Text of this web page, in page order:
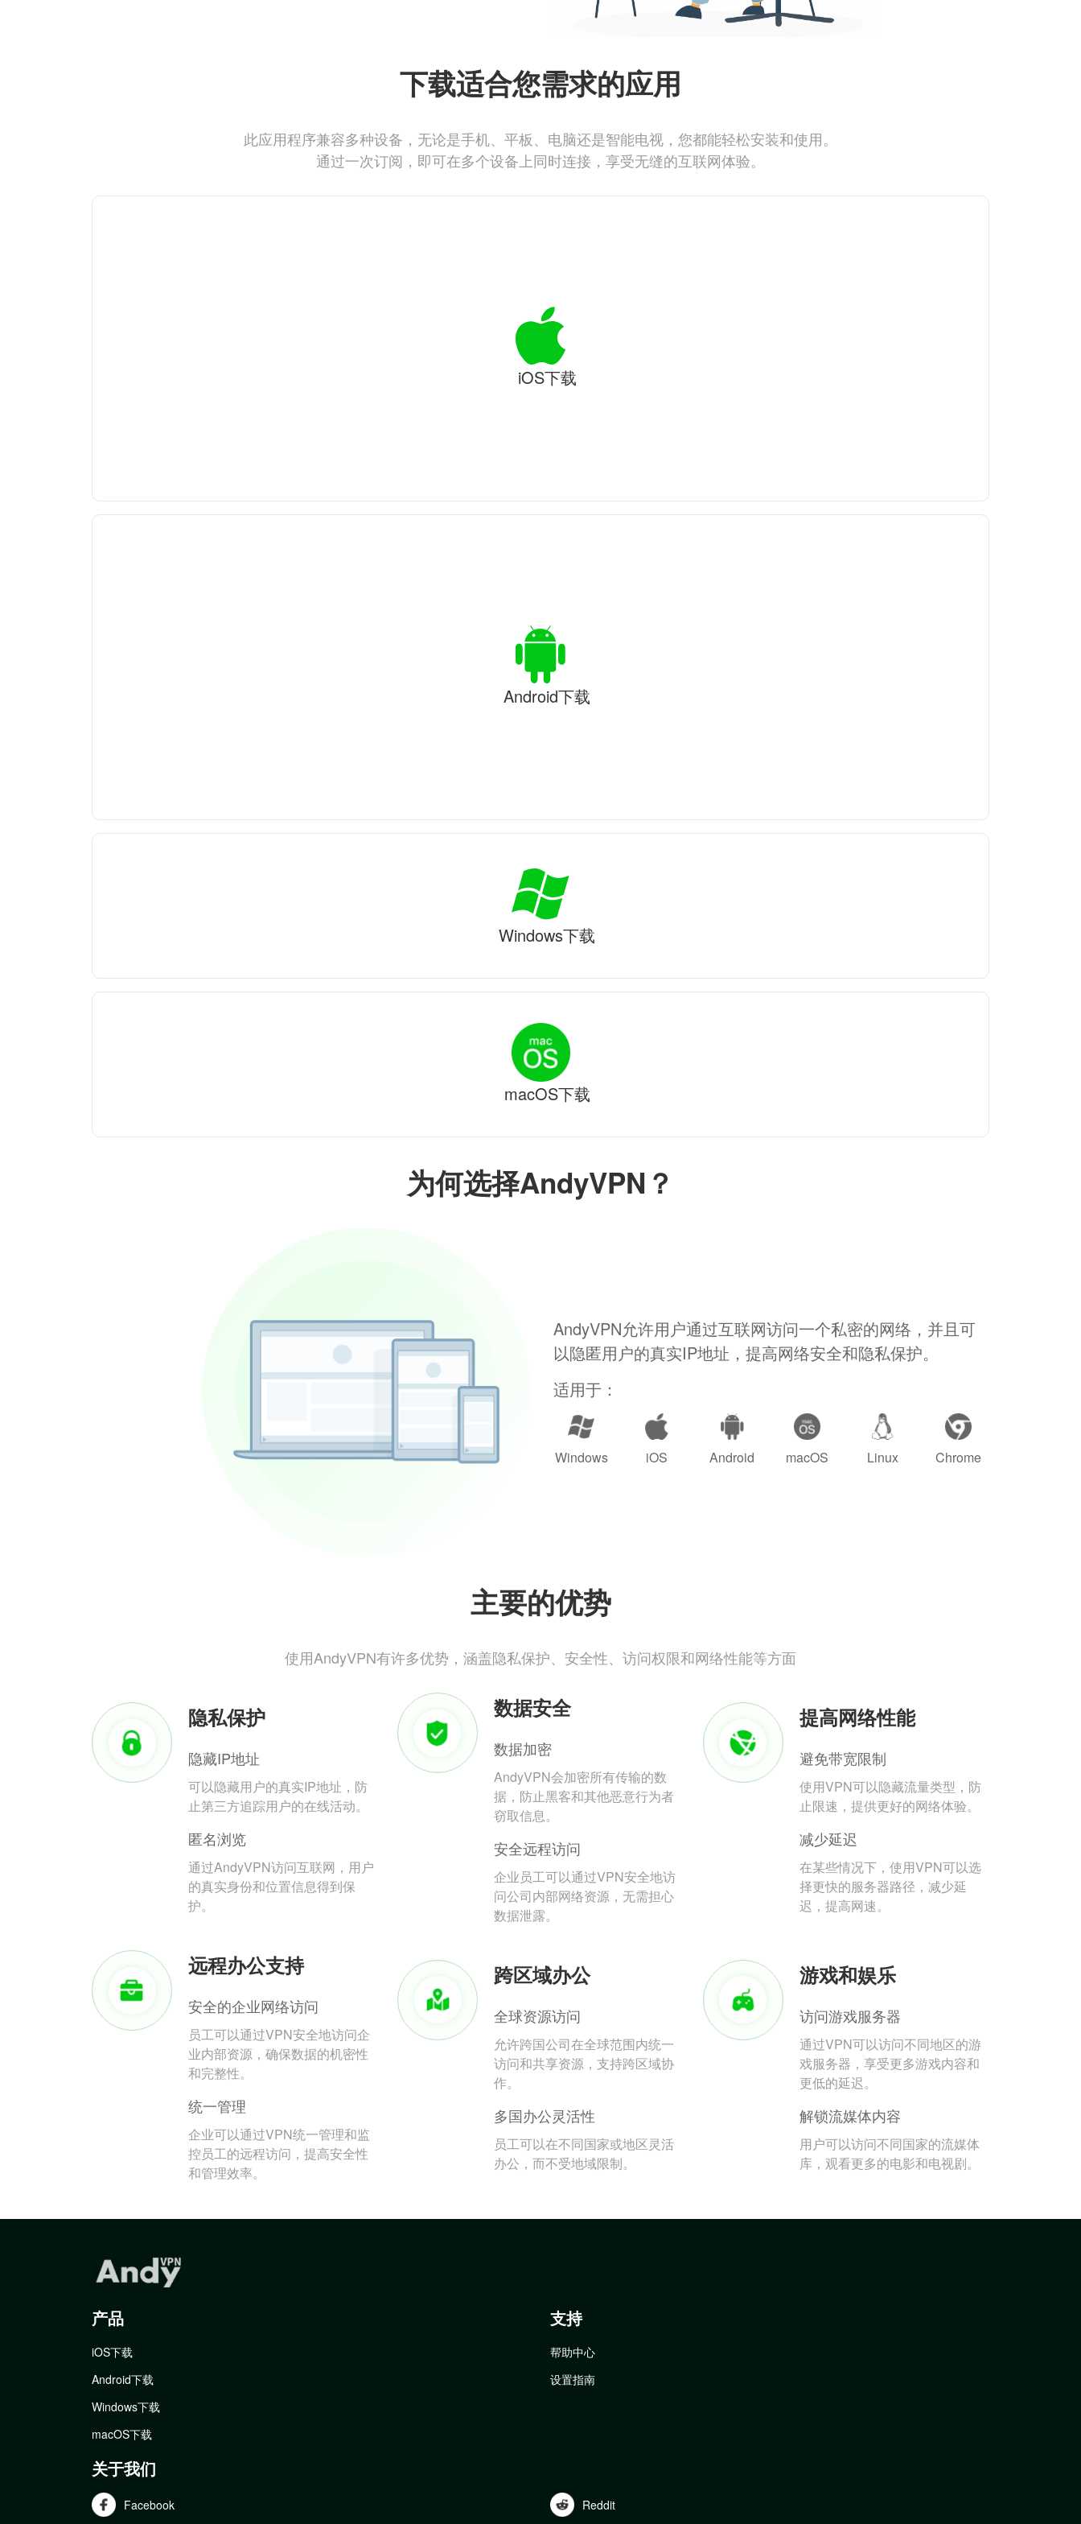
为何选择AndyVPN？
AndyVPN允许用户通过互联网访问一个私密的网络，并且可
以隐匿用户的真实IP地址，提高网络安全和隐私保护。
适用于：
Windows iOS Android macOS Linux Chrome
主要的优势
使用AndyVPN有许多优势，涵盖隐私保护、安全性、访问权限和网络性能等方面
隐私保护
隐藏IP地址
可以隐藏用户的真实IP地址，防
止第三方追踪用户的在线活动。
匿名浏览
通过AndyVPN访问互联网，用户
的真实身份和位置信息得到保
护。
数据安全
数据加密
AndyVPN会加密所有传输的数
据，防止黑客和其他恶意行为者
窃取信息。
安全远程访问
企业员工可以通过VPN安全地访
问公司内部网络资源，无需担心
数据泄露。
提高网络性能
避免带宽限制
使用VPN可以隐藏流量类型，防
止限速，提供更好的网络体验。
减少延迟
在某些情况下，使用VPN可以选
择更快的服务器路径，减少延
迟，提高网速。
远程办公支持
安全的企业网络访问
员工可以通过VPN安全地访问企
业内部资源，确保数据的机密性
和完整性。
统一管理
企业可以通过VPN统一管理和监
控员工的远程访问，提高安全性
和管理效率。
跨区域办公
全球资源访问
允许跨国公司在全球范围内统一
访问和共享资源，支持跨区域协
作。
多国办公灵活性
员工可以在不同国家或地区灵活
办公，而不受地域限制。
游戏和娱乐
访问游戏服务器
通过VPN可以访问不同地区的游
戏服务器，享受更多游戏内容和
更低的延迟。
解锁流媒体内容
用户可以访问不同国家的流媒体
库，观看更多的电影和电视剧。
下载适合您需求的应用
此应用程序兼容多种设备，无论是手机、平板、电脑还是智能电视，您都能轻松安装和使用。
通过一次订阅，即可在多个设备上同时连接，享受无缝的互联网体验。
iOS下载
Android下载
Windows下载
macOS下载
产品
iOS下载
Android下载
Windows下载
macOS下载
支持
帮助中心
设置指南
关于我们
Facebook Reddit